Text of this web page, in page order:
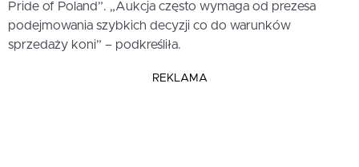
Pride of Poland”. „Aukcja często wymaga od prezesa
podejmowania szybkich decyzji co do warunków
sprzedaży koni” – podkreśliła.
REKLAMA